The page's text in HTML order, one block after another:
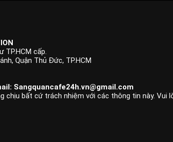
TP.HCM cấp.
Quận Thủ Đức, TP.HCM
Sangquancafe24h.vn@gmail.com
chịu bất cứ trách nhiệm với các thông tin này. Vui